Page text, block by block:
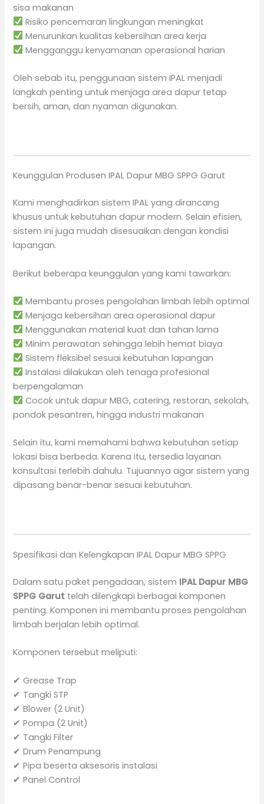
sisa makanan
Risiko pencemaran lingkungan meningkat
Menurunkan kualitas kebersihan area kerja
Mengganggu kenyamanan operasional harian
Oleh sebab itu, penggunaan sistem IPAL menjadi
langkah penting untuk menjaga area dapur tetap
bersih, aman, dan nyaman digunakan.
Keunggulan Produsen IPAL Dapur MBG SPPG Garut
Kami menghadirkan sistem IPAL yang dirancang
khusus untuk kebutuhan dapur modern. Selain efisien,
sistem ini juga mudah disesuaikan dengan kondisi
lapangan.
Berikut beberapa keunggulan yang kami tawarkan:
Membantu proses pengolahan limbah lebih optimal
Menjaga kebersihan area operasional dapur
Menggunakan material kuat dan tahan lama
Minim perawatan sehingga lebih hemat biaya
Sistem fleksibel sesuai kebutuhan lapangan
Instalasi dilakukan oleh tenaga profesional
berpengalaman
Cocok untuk dapur MBG, catering, restoran, sekolah,
pondok pesantren, hingga industri makanan
Selain itu, kami memahami bahwa kebutuhan setiap
lokasi bisa berbeda. Karena itu, tersedia layanan
konsultasi terlebih dahulu. Tujuannya agar sistem yang
dipasang benar-benar sesuai kebutuhan.
Spesifikasi dan Kelengkapan IPAL Dapur MBG SPPG
Dalam satu paket pengadaan, sistem IPAL Dapur MBG
SPPG Garut telah dilengkapi berbagai komponen
penting. Komponen ini membantu proses pengolahan
limbah berjalan lebih optimal.
Komponen tersebut meliputi:
✔ Grease Trap
✔ Tangki STP
✔ Blower (2 Unit)
✔ Pompa (2 Unit)
✔ Tangki Filter
✔ Drum Penampung
✔ Pipa beserta aksesoris instalasi
✔ Panel Control